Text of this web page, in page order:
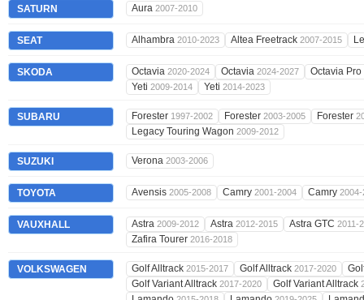
SATURN Aura 2007-2010
SEAT Alhambra 2010-2023 Altea Freetrack 2007-2015
SKODA Octavia 2020-2024 Octavia 2024-2027
Octavia Pro
Yeti 2009-2014 Yeti 2014-2023
SUBARU Forester 1997-2002 Forester 2003-2005 Forester
Legacy Touring Wagon 2009-2012
SUZUKI Verona 2003-2006
TOYOTA Avensis 2005-2008 Camry 2001-2004 Camry 2004-
VAUXHALL Astra 2009-2012 Astra 2012-2015 Astra GTC 2011-
Zafira Tourer 2016-2018
VOLKSWAGEN Golf Alltrack 2015-2017 Golf Alltrack 2017-2020
Golf Variant Alltrack 2017-2020 Golf Variant Alltrack